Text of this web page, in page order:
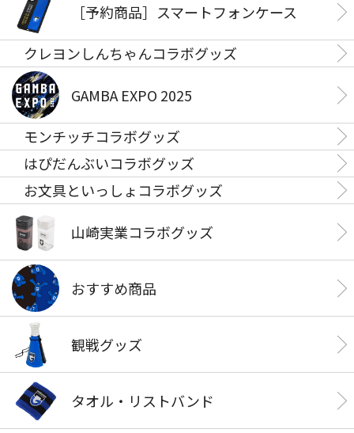
［予約商品］スマートフォンケース
クレヨンしんちゃんコラボグッズ
GAMBA EXPO 2025
モンチッチコラボグッズ
はぴだんぶいコラボグッズ
お文具といっしょコラボグッズ
山崎実業コラボグッズ
おすすめ商品
観戦グッズ
タオル・リストバンド